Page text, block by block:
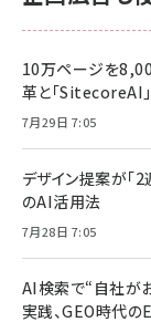
10万ページを
革と「SitecoreAI
7月29日 7:05
デザイン提案が
のAI活用法
7月28日 7:05
AI検索で“自社が
実践、GEO時代の